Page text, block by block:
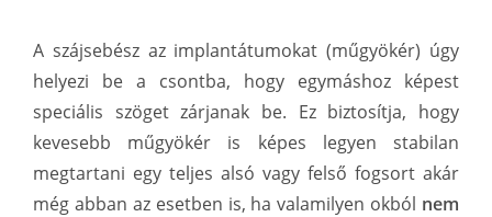
A szájsebész az implantátumokat (műgyökér) úgy
helyezi be a csontba, hogy egymáshoz képest
speciális szöget zárjanak be. Ez biztosítja, hogy
kevesebb műgyökér is képes legyen stabilan
megtartani egy teljes alsó vagy felső fogsort akár
még abban az esetben is, ha valamilyen okból nem